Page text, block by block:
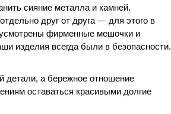
сияние металла и камней.
друг от друга — для этого в
фирменные мешочки и
изделия всегда были в безопасности.
детали, а бережное отношение
оставаться красивыми долгие